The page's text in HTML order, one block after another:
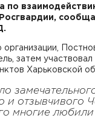
по
затем
Харьковской
и отзывчивого
многие